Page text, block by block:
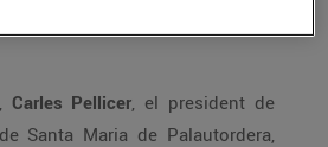
Carles Pellicer, el president de
Santa Maria de Palautordera,